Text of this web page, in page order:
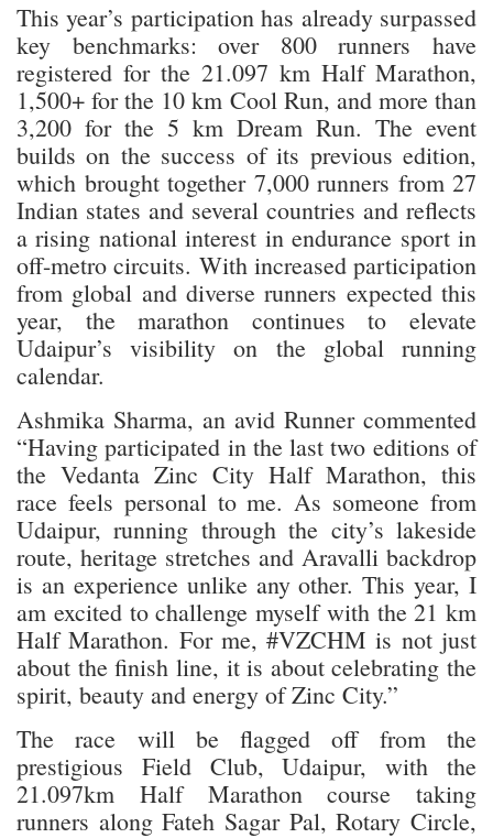
This year’s participation has already surpassed
key benchmarks: over 800 runners have
registered for the 21.097 km Half Marathon,
1,500+ for the 10 km Cool Run, and more than
3,200 for the 5 km Dream Run. The event
builds on the success of its previous edition,
which brought together 7,000 runners from 27
Indian states and several countries and reflects
a rising national interest in endurance sport in
off-metro circuits. With increased participation
from global and diverse runners expected this
year, the marathon continues to elevate
Udaipur’s visibility on the global running
calendar.
Ashmika Sharma, an avid Runner commented
“Having participated in the last two editions of
the Vedanta Zinc City Half Marathon, this
race feels personal to me. As someone from
Udaipur, running through the city’s lakeside
route, heritage stretches and Aravalli backdrop
is an experience unlike any other. This year, I
am excited to challenge myself with the 21 km
Half Marathon. For me, #VZCHM is not just
about the finish line, it is about celebrating the
spirit, beauty and energy of Zinc City.”
The race will be flagged off from the
prestigious Field Club, Udaipur, with the
21.097km Half Marathon course taking
runners along Fateh Sagar Pal, Rotary Circle,